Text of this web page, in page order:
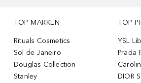
TOP MARKEN
Rituals Cosmetics
Sol de Janeiro
Douglas Collection
Stanley
TOP
YSL
Prada
DIOR